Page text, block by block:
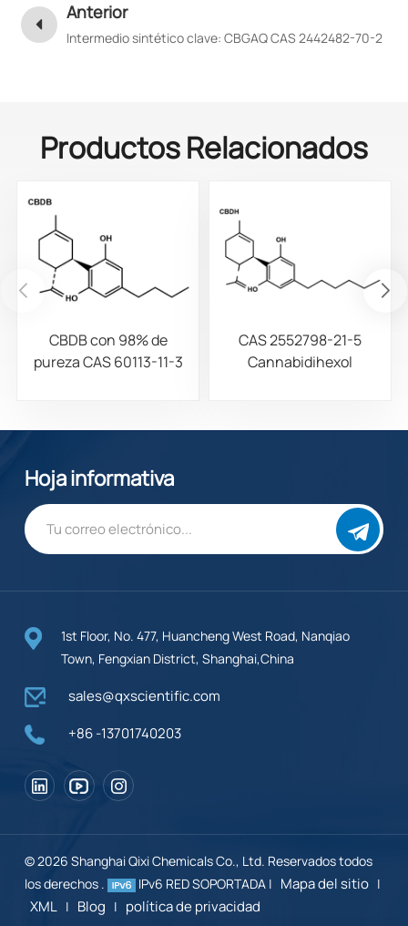
Anterior
Intermedio sintético clave: CBGAQ CAS 2442482-70-2
Productos Relacionados
CBDB con 98% de
pureza CAS 60113-11-3
CAS 2552798-21-5
Cannabidihexol
Hoja informativa
1st Floor, No. 477, Huancheng West Road, Nanqiao
Town, Fengxian District, Shanghai,China
sales@qxscientific.com
+86 -13701740203
© 2026 Shanghai Qixi Chemicals Co., Ltd. Reservados todos
los derechos .
IPv6 RED SOPORTADA | Mapa del sitio |
XML | Blog | política de privacidad